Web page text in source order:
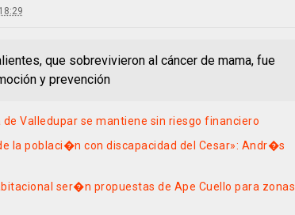
que sobrevivieron al cáncer de mama, fue
y prevención
de Valledupar se mantiene sin riesgo financiero
la poblaci�n con discapacidad del Cesar»: Andr�s
ser�n propuestas de Ape Cuello para zonas